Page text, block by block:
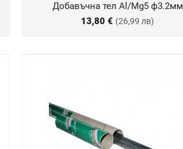
Добавъчна тел Al/Mg5 ф3.2мм
13,80 € (26,99 лв)